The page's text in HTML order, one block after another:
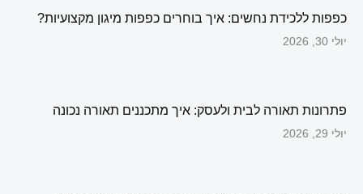
כפפות ללכידת נחשים: איך בוחרים כפפות מיגון מקצועיות?
יולי 30, 2026
פתרונות תאורה לבית ולעסק: איך מתכננים תאורה נכונה
יולי 29, 2026